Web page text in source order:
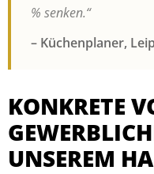
% senken.“
– Küchenplaner,
KONKRETE
UNSEREM